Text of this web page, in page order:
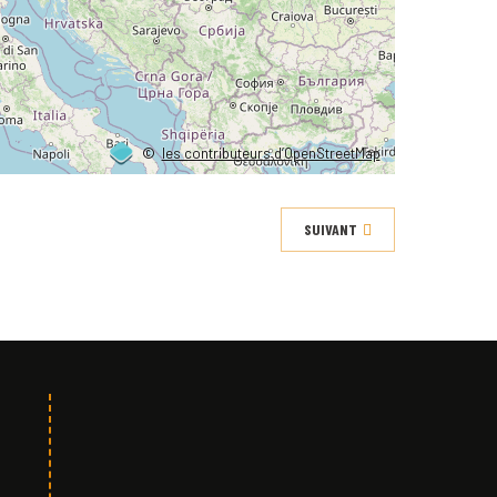
©les contributeurs d’OpenStreetMap
SUIVANT